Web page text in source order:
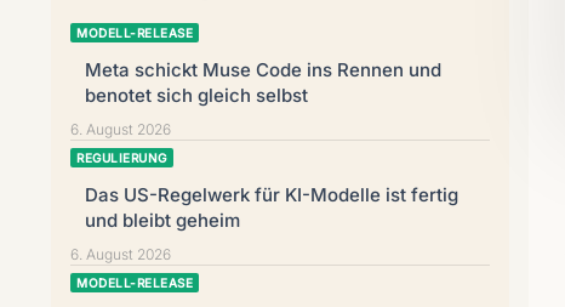
MODELL-RELEASE
Meta schickt Muse Code ins Rennen und
benotet sich gleich selbst
6. August 2026
REGULIERUNG
Das US-Regelwerk für KI-Modelle ist fertig
und bleibt geheim
6. August 2026
MODELL-RELEASE